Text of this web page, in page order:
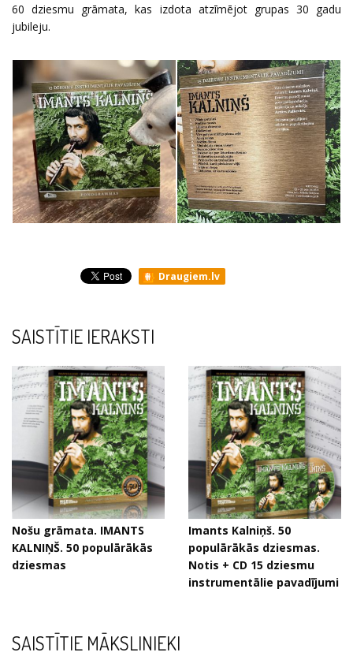
60 dziesmu grāmata, kas izdota atzīmējot grupas 30 gadu
jubileju.
Draugiem.lv
SAISTĪTIE IERAKSTI
Nošu grāmata. IMANTS
KALNIŅŠ. 50 populārākās
dziesmas
Imants Kalniņš. 50
populārākās dziesmas.
Notis + CD 15 dziesmu
instrumentālie pavadījumi
SAISTĪTIE MĀKSLINIEKI